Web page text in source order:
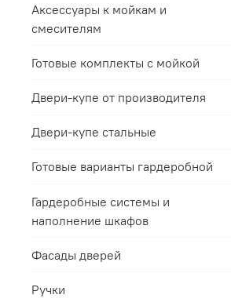
Аксессуары к мойкам и
смесителям
Готовые комплекты с мойкой
Двери-купе от производителя
Двери-купе стальные
Готовые варианты гардеробной
Гардеробные системы и
наполнение шкафов
Фасады дверей
Ручки